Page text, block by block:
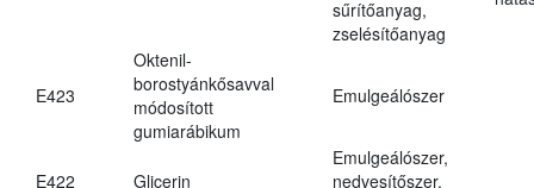
sűrítőanyag,
zselésítőanyag
E423
Oktenil-
borostyánkősavval
módosított
gumiarábikum
Emulgeálószer
E422 Glicerin
Emulgeálószer,
nedvesítőszer,